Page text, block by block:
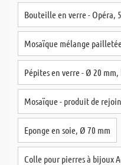
Bouteille en verre - Opéra,
Mosaïque mélange
Pépites en verre - Ø 20
Mosaïque - produit de
Eponge en soie, Ø 70 mm
Colle pour pierres à bijoux